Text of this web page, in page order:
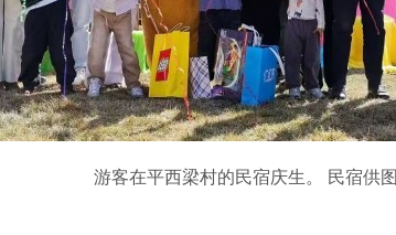
游客在平西梁村的民宿庆生。 民宿供图